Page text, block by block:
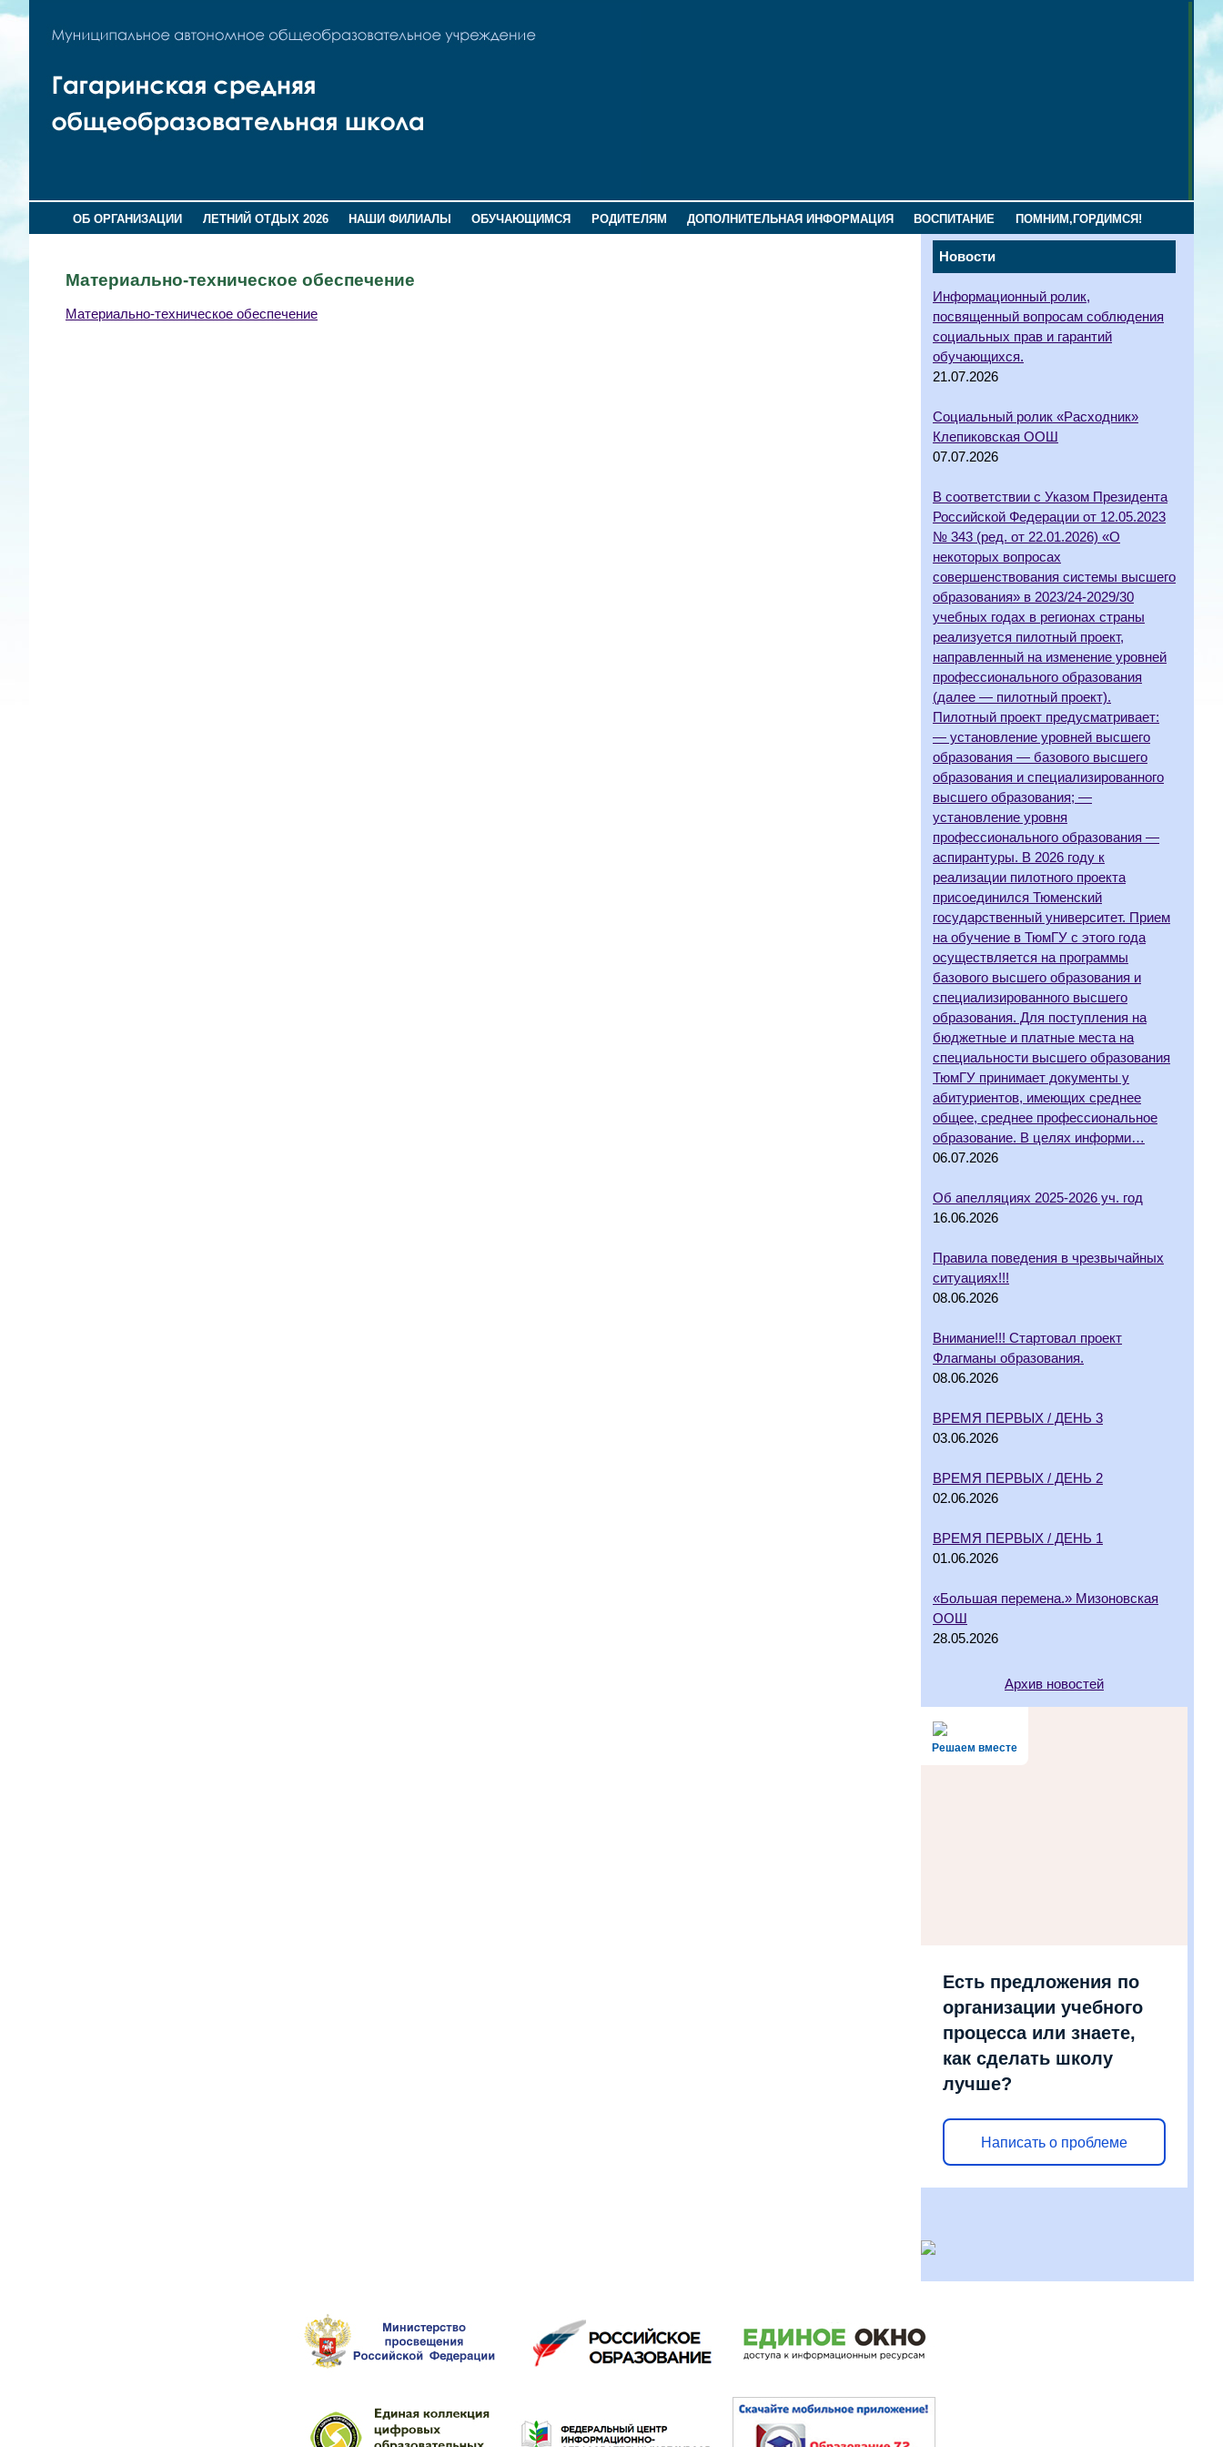
ОБ ОРГАНИЗАЦИИ ЛЕТНИЙ ОТДЫХ 2026 НАШИ ФИЛИАЛЫ ОБУЧАЮЩИМСЯ РОДИТЕЛЯМ ДОПОЛНИТЕЛЬНАЯ ИНФОРМАЦИЯ ВОСПИТАНИЕ ПОМНИМ,ГОРДИМСЯ!
Новости
Информационный ролик,
посвященный вопросам соблюдения
социальных прав и гарантий
обучающихся.
21.07.2026
Социальный ролик «Расходник»
Клепиковская ООШ
07.07.2026
В соответствии с Указом Президента
Российской Федерации от 12.05.2023
№ 343 (ред. от 22.01.2026) «О
некоторых вопросах
совершенствования системы высшего
образования» в 2023/24-2029/30
учебных годах в регионах страны
реализуется пилотный проект,
направленный на изменение уровней
профессионального образования
(далее — пилотный проект).
Пилотный проект предусматривает:
— установление уровней высшего
образования — базового высшего
образования и специализированного
высшего образования; —
установление уровня
профессионального образования —
аспирантуры. В 2026 году к
реализации пилотного проекта
присоединился Тюменский
государственный университет. Прием
на обучение в ТюмГУ с этого года
осуществляется на программы
базового высшего образования и
специализированного высшего
образования. Для поступления на
бюджетные и платные места на
специальности высшего образования
ТюмГУ принимает документы у
абитуриентов, имеющих среднее
общее, среднее профессиональное
образование. В целях информи…
06.07.2026
Об апелляциях 2025-2026 уч. год
16.06.2026
Правила поведения в чрезвычайных
ситуациях!!!
08.06.2026
Внимание!!! Стартовал проект
Флагманы образования.
08.06.2026
ВРЕМЯ ПЕРВЫХ / ДЕНЬ 3
03.06.2026
ВРЕМЯ ПЕРВЫХ / ДЕНЬ 2
02.06.2026
ВРЕМЯ ПЕРВЫХ / ДЕНЬ 1
01.06.2026
«Большая перемена.» Мизоновская
ООШ
28.05.2026
Архив новостей
Решаем вместе
Есть предложения по
организации учебного
процесса или знаете,
как сделать школу
лучше?
Написать о проблеме
Материально-техническое обеспечение
Материально-техническое обеспечение